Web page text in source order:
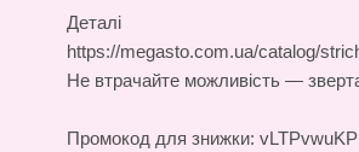
Деталі
https://megasto.com.ua/catalog/
Не втрачайте можливість —
Промокод для знижки: